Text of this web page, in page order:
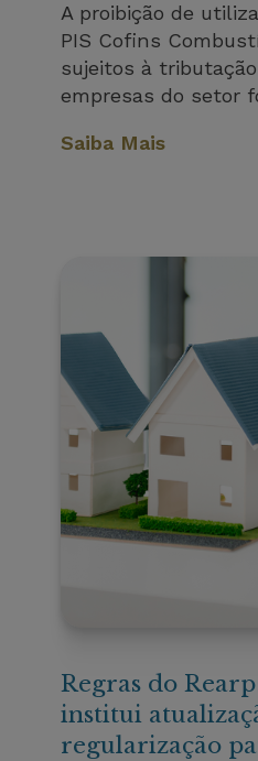
A proibição de
PIS Cofins
sujeitos à
empresas do setor
Saiba Mais
Regras do
institui
regularização